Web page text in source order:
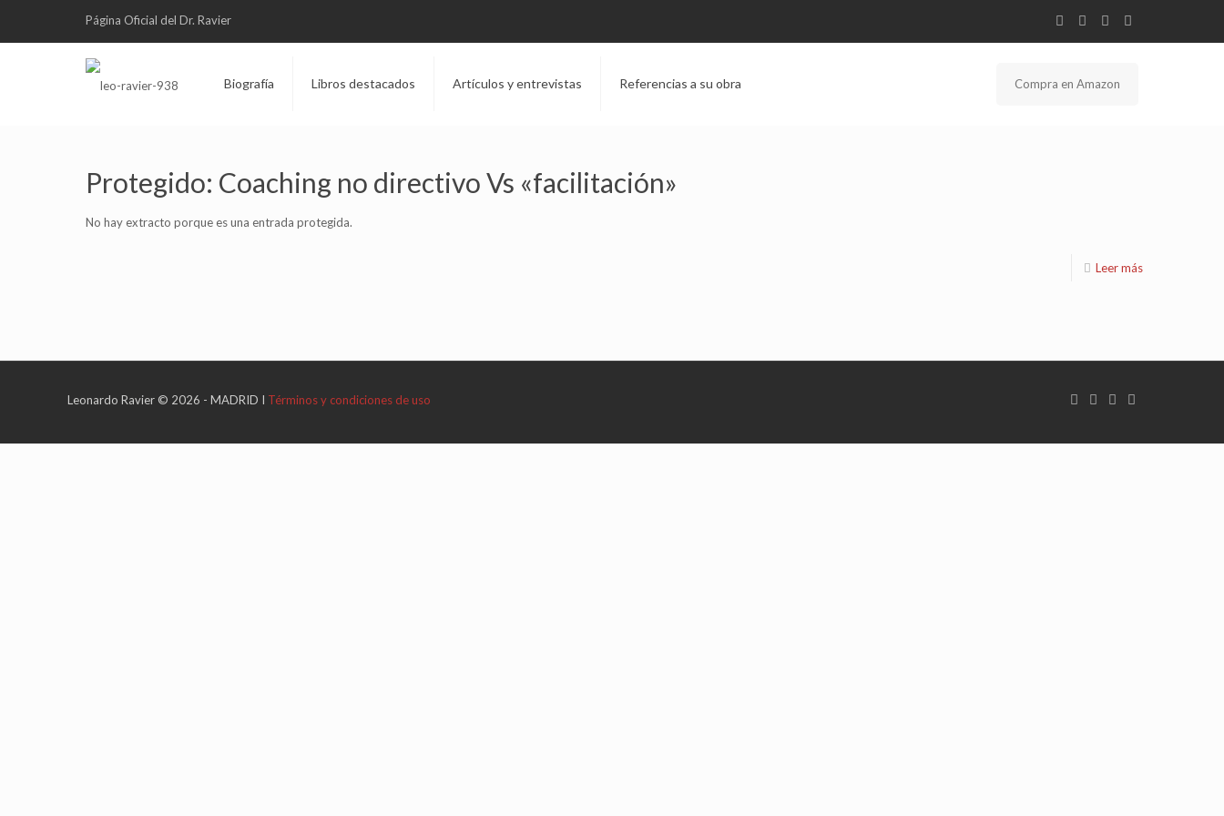
Página Oficial del Dr. Ravier
Biografía Libros destacados Artículos y entrevistas Referencias a su obra Compra en Amazon
Protegido: Coaching no directivo Vs «facilitación»
No hay extracto porque es una entrada protegida.
Leer más
Leonardo Ravier © 2026 - MADRID I Términos y condiciones de uso